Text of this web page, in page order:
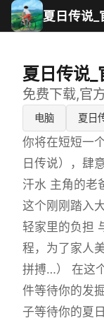
夏日传说_
夏日传说
免费下载,官
电脑 夏日
你将在短短一
日传说），肆
汗水 主角的老
这个刚刚踏入
轻家里的负担
程，为了家人
拼搏…） 在这
件等待你的发
子等待你的夏